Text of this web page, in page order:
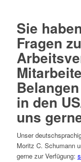
Sie
Fragen
in den
uns
Unser
Moritz C. Schumann
gerne zur Verfügung: